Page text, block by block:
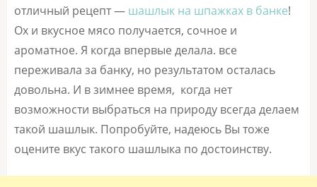
отличный рецепт — шашлык на шпажках в банке!
Ох и вкусное мясо получается, сочное и
ароматное. Я когда впервые делала. все
переживала за банку, но результатом осталась
довольна. И в зимнее время, когда нет
возможности выбраться на природу всегда делаем
такой шашлык. Попробуйте, надеюсь Вы тоже
оцените вкус такого шашлыка по достоинству.